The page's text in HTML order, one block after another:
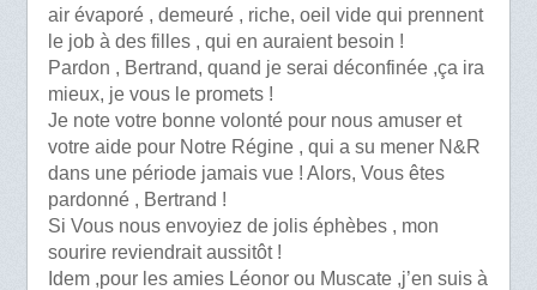
air évaporé , demeuré , riche, oeil vide qui prennent
le job à des filles , qui en auraient besoin !
Pardon , Bertrand, quand je serai déconfinée ,ça ira
mieux, je vous le promets !
Je note votre bonne volonté pour nous amuser et
votre aide pour Notre Régine , qui a su mener N&R
dans une période jamais vue ! Alors, Vous êtes
pardonné , Bertrand !
Si Vous nous envoyiez de jolis éphèbes , mon
sourire reviendrait aussitôt !
Idem ,pour les amies Léonor ou Muscate ,j’en suis à